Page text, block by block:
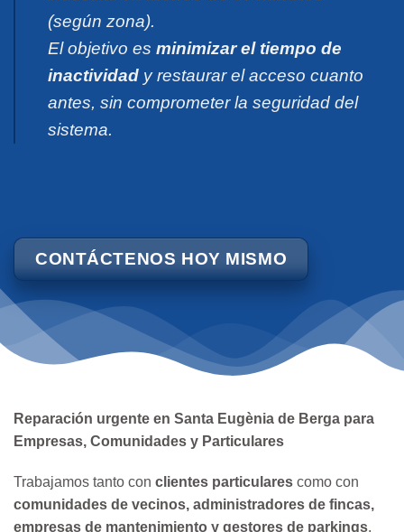
(según zona).
El objetivo es minimizar el tiempo de
inactividad y restaurar el acceso cuanto
antes, sin comprometer la seguridad del
sistema.
CONTÁCTENOS HOY MISMO
Reparación urgente en Santa Eugènia de Berga para
Empresas, Comunidades y Particulares
Trabajamos tanto con clientes particulares como con
comunidades de vecinos, administradores de fincas,
empresas de mantenimiento y gestores de parkings.